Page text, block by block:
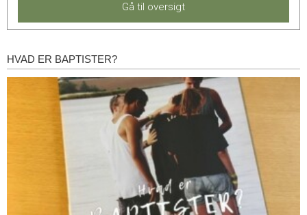
Gå til oversigt
Hvad
er
HVAD ER BAPTISTER?